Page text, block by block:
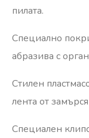
пилата.
Специално
абразива с
Стилен
лента от
Специален